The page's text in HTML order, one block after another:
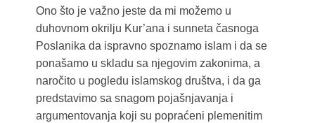
Ono što je važno jeste da mi možemo u
duhovnom okrilju Kur’ana i sunneta časnoga
Poslanika da ispravno spoznamo islam i da se
ponašamo u skladu sa njegovim zakonima, a
naročito u pogledu islamskog društva, i da ga
predstavimo sa snagom pojašnjavanja i
argumentovanja koji su popraćeni plemenitim